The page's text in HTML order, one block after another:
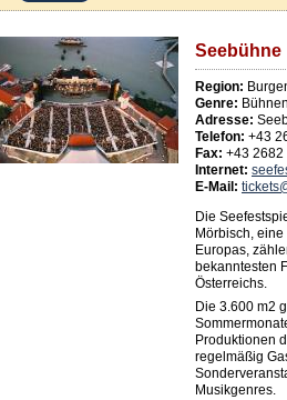
Seebühne
Region:
Genre:
Adresse:
Telefon: +43
Fax: +43
Internet:
E-Mail:
Die
Mörbisch,
Europas,
bekanntesten
Österreichs.
Die 3.600 m2
Produktionen
regelmäßig
Musikgenres.